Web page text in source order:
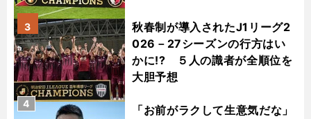
秋春制が導入されたJ1リーグ2
026－27シーズンの行方はい
かに!? ５人の識者が全順位を
大胆予想
3
「お前がラクして生意気だな」
4